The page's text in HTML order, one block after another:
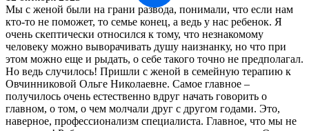
Мы с женой были на грани развода, понимали, что если нам
кто-то не поможет, то семье конец, а ведь у нас ребенок. Я
очень скептически относился к тому, что незнакомому
человеку можно выворачивать душу наизнанку, но что при
этом можно еще и рыдать, о себе такого точно не предполагал.
Но ведь случилось! Пришли с женой в семейную терапию к
Овчинниковой Ольге Николаевне. Самое главное –
получилось очень естественно вдруг начать говорить о
главном, о том, о чем молчали друг с другом годами. Это,
наверное, профессионализм специалиста. Главное, что мы не